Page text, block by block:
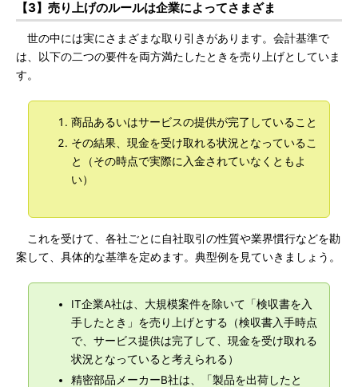
【3】売り上げのルールは企業によってさまざま
世の中には実にさまざまな取り引きがあります。会計基準で
は、以下の二つの要件を両方満たしたときを売り上げとしていま
す。
商品あるいはサービスの提供が完了していること
その結果、現金を受け取れる状況となっているこ
と（その時点で実際に入金されていなくともよ
い）
これを受けて、各社ごとに自社取引の性質や業界慣行などを勘
案して、具体的な基準を定めます。典型例を見ていきましょう。
IT企業A社は、大規模案件を除いて「検収書を入
手したとき」を売り上げとする（検収書入手時点
で、サービス提供は完了して、現金を受け取れる
状況となっていると考えられる）
精密部品メーカーB社は、「製品を出荷したと